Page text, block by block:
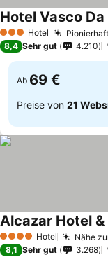
3 SterneHotel
Hotel Vasco Da
8,4 Sehr gut 4.210
Ab 69 €
Preise von 21
4 Sterne Hotel Nähe
Alcazar Hotel &
8,1 Sehr gut 3.268